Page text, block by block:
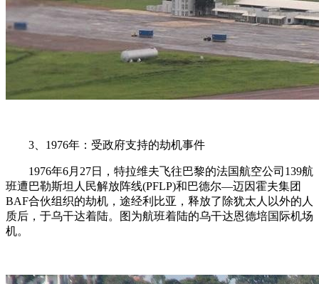
3、1976年：受政府支持的劫机事件
1976年6月27日，特拉维夫飞往巴黎的法国航空公司139航
班遭巴勒斯坦人民解放阵线(PFLP)和巴德尔—迈因霍夫集团
BAF合伙组织的劫机，途经利比亚，释放了除犹太人以外的人
质后，于乌干达着陆。图为航班着陆的乌干达恩德培国际机场
机。